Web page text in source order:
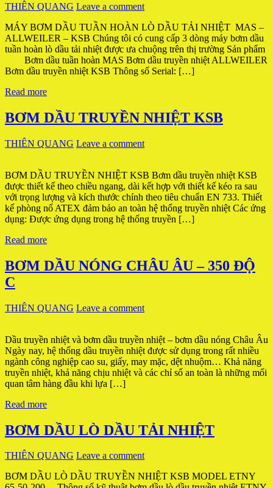
THIÊN QUANG Leave a comment
MÁY BƠM DẦU TUẦN HOÀN LÒ DẦU TẢI NHIỆT MAS –
ALLWEILER – KSB Chúng tôi có cung cấp 3 dòng máy bơm dầu
tuần hoàn lò dầu tải nhiệt được ưa chuộng trên thị trường Sản phẩm
Bơm dầu tuần hoàn MAS Bơm dầu truyền nhiệt ALLWEILER
Bơm dầu truyền nhiệt KSB Thông số Serial: […]
Read more
BƠM DẦU TRUYỀN NHIỆT KSB
THIÊN QUANG Leave a comment
BƠM DẦU TRUYỀN NHIỆT KSB Bơm dầu truyền nhiệt KSB
được thiết kế theo chiều ngang, dài kết hợp với thiết kế kéo ra sau
với trọng lượng và kích thước chính theo tiêu chuẩn EN 733. Thiết
kế phòng nổ ATEX đảm bảo an toàn hệ thống truyền nhiệt Các ứng
dụng: Được ứng dụng trong hệ thống truyền […]
Read more
BƠM DẦU NÓNG CHÂU ÂU – 350 ĐỘ
C
THIÊN QUANG Leave a comment
Dầu truyền nhiệt và bơm dầu truyền nhiệt – bơm dầu nóng Châu Âu
Ngày nay, hệ thống dầu truyền nhiệt được sử dụng trong rất nhiều
ngành công nghiệp cao su, giấy, may mặc, dệt nhuộm… Khả năng
truyền nhiệt, khả năng chịu nhiệt và các chỉ số an toàn là những mối
quan tâm hàng đầu khi lựa […]
Read more
BƠM DẦU LÒ DẦU TẢI NHIỆT
THIÊN QUANG Leave a comment
BƠM DẦU LÒ DẦU TRUYỀN NHIỆT KSB MODEL ETNY